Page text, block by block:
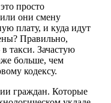
просто
они смену
плату, и куда идут
Правильно,
Зачастую
больше, чем
кодексу.
граждан. Которые